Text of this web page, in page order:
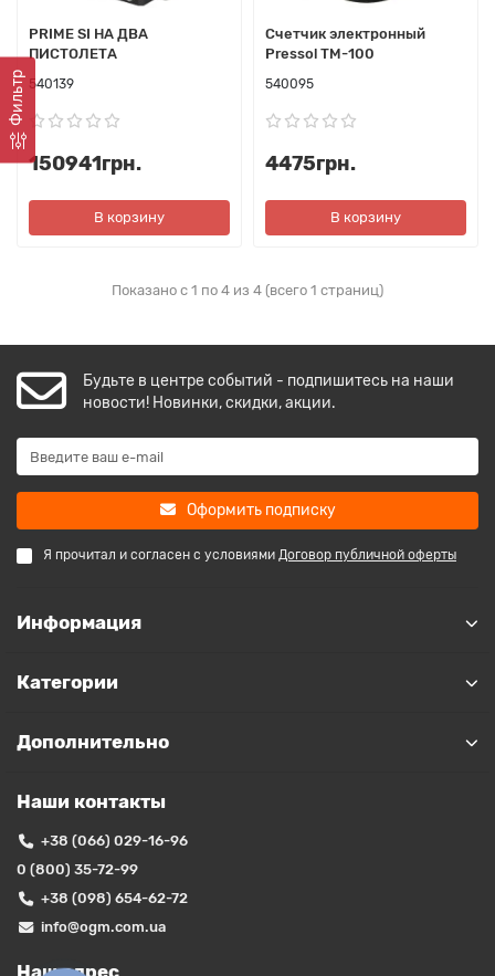
Фильтр
PRIME SI НА ДВА
ПИСТОЛЕТА
540139
150941грн.
В корзину
Счетчик электронный
Pressol TM-100
540095
4475грн.
В корзину
Показано с 1 по 4 из 4 (всего 1 страниц)
Будьте в центре событий - подпишитесь на наши
новости! Новинки, скидки, акции.
Оформить подписку
Я прочитал и согласен с условиями Договор публичной оферты
Информация
Категории
Дополнительно
Наши контакты
+38 (066) 029-16-96
0 (800) 35-72-99
+38 (098) 654-62-72
info@ogm.com.ua
Наш адрес